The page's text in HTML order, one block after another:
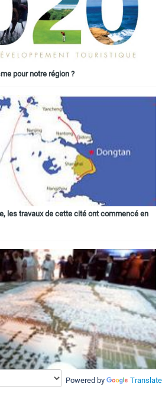
pour notre région ?
les travaux de cette cité ont commencé en
Powered by Translate